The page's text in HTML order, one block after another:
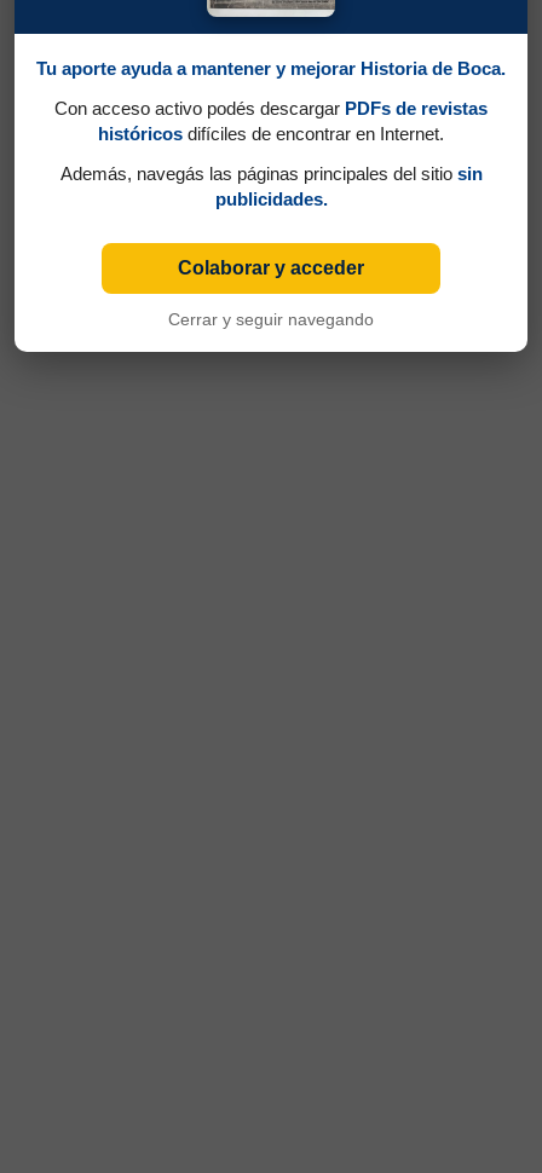
Tu aporte ayuda a mantener y mejorar Historia de Boca.
Con acceso activo podés descargar PDFs de revistas
históricos difíciles de encontrar en Internet.
Además, navegás las páginas principales del sitio sin
publicidades.
Colaborar y acceder
Cerrar y seguir navegando